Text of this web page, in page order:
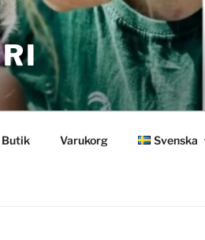
Butik Varukorg Svenska